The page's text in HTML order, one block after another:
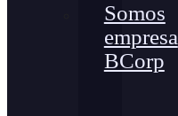
Somos
empresa
BCorp